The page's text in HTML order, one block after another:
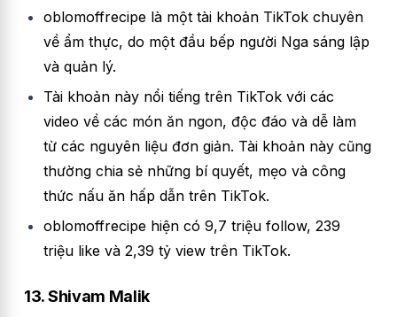
oblomoffrecipe là một tài khoản TikTok chuyên
về ẩm thực, do một đầu bếp người Nga sáng lập
và quản lý.
Tài khoản này nổi tiếng trên TikTok với các
video về các món ăn ngon, độc đáo và dễ làm
từ các nguyên liệu đơn giản. Tài khoản này cũng
thường chia sẻ những bí quyết, mẹo và công
thức nấu ăn hấp dẫn trên TikTok.
oblomoffrecipe hiện có 9,7 triệu follow, 239
triệu like và 2,39 tỷ view trên TikTok.
13. Shivam Malik